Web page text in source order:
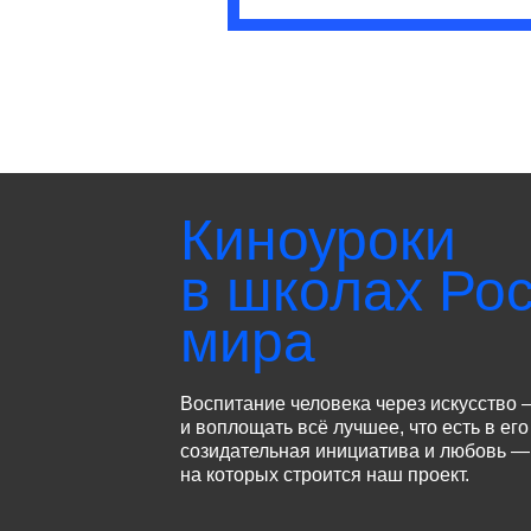
Киноуроки
в школах
мира
Воспитание человека через искусство
и воплощать всё лучшее, что есть в
созидательная инициатива и любовь —
на которых строится наш проект.